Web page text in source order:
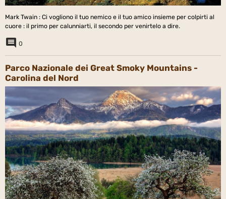
Mark Twain : Ci vogliono il tuo nemico e il tuo amico insieme per colpirti al
cuore : il primo per calunniarti, il secondo per venirtelo a dire.
0
Parco Nazionale dei Great Smoky Mountains -
Carolina del Nord